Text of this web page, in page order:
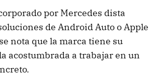
por Mercedes dista
de Android Auto o Apple
nota que la marca tiene su
acostumbrada a trabajar en un